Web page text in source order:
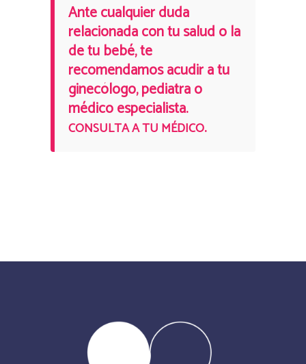
Ante cualquier duda
relacionada con tu salud o la
de tu bebé, te
recomendamos acudir a tu
ginecólogo, pediatra o
médico especialista.
CONSULTA A TU MÉDICO.